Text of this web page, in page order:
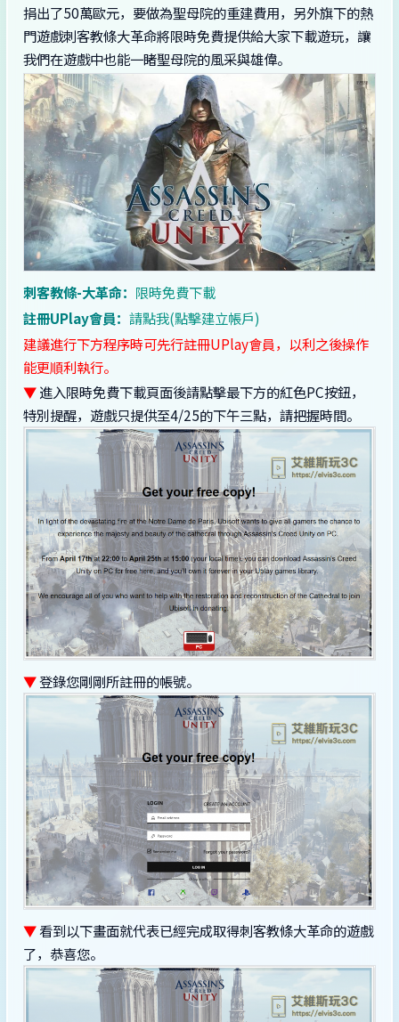
捐出了50萬歐元，要做為聖母院的重建費用，另外旗下的熱
門遊戲刺客教條大革命將限時免費提供給大家下載遊玩，讓
我們在遊戲中也能一睹聖母院的風采與雄偉。
刺客教條-大革命： 限時免費下載
註冊UPlay會員： 請點我(點擊建立帳戶)
建議進行下方程序時可先行註冊UPlay會員，以利之後操作
能更順利執行。
▼進入限時免費下載頁面後請點擊最下方的紅色PC按鈕，
特別提醒，遊戲只提供至4/25的下午三點，請把握時間。
▼登錄您剛剛所註冊的帳號。
▼看到以下畫面就代表已經完成取得刺客教條大革命的遊戲
了，恭喜您。